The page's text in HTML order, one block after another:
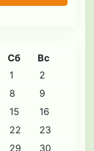
Сб Вс
1
2
8
9
15
16
22
23
29
30